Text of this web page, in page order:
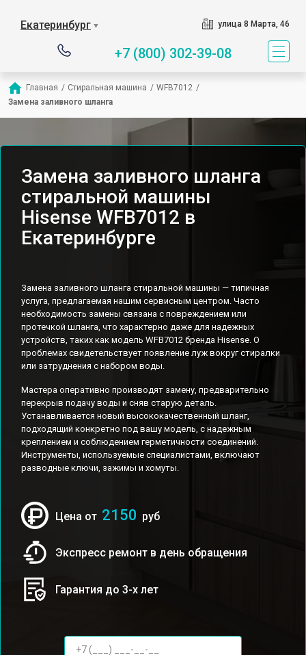
Екатеринбург ▼ улица 8 Марта, 46
+7 (800) 302-39-08
Главная / Стиральная машина / WFB7012 /
Замена заливного шланга
Замена заливного шланга
стиральной машины
Hisense WFB7012 в
Екатеринбурге
Замена заливного шланга стиральной машины — типичная
услуга, предлагаемая нашим сервисным центром. Часто
необходимость замены связана с повреждением или
протечкой шланга, что характерно даже для надежных
устройств, таких как модель WFB7012 бренда Hisense. О
проблемах свидетельствует появление луж вокруг стиралки
или затруднения с набором воды.
Мастера оперативно производят замену, предварительно
перекрыв подачу воды и сняв старую деталь.
Устанавливается новый высококачественный шланг,
подходящий конкретно под вашу модель, с надежным
креплением и соблюдением герметичности соединений.
Инструменты, используемые специалистами, включают
разводные ключи, зажимы и хомуты.
Цена от 2150 руб
Экспресс ремонт в день обращения
Гарантия до 3-х лет